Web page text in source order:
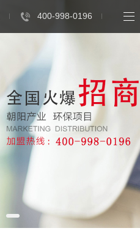
400-998-0196